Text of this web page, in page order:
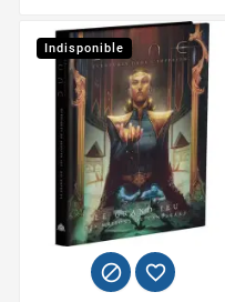
Indisponible
 